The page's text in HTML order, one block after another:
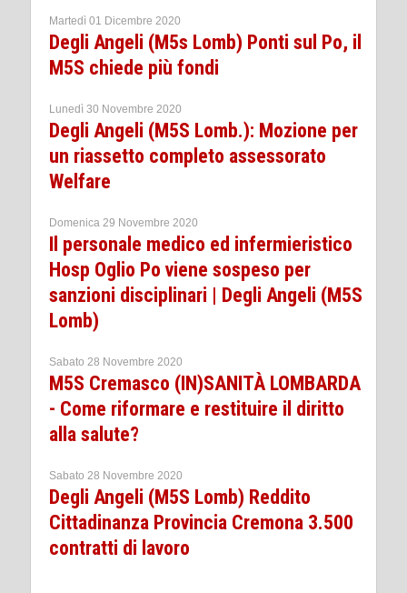
Martedì 01 Dicembre 2020
Degli Angeli (M5s Lomb) Ponti sul Po, il
M5S chiede più fondi
Lunedì 30 Novembre 2020
Degli Angeli (M5S Lomb.): Mozione per
un riassetto completo assessorato
Welfare
Domenica 29 Novembre 2020
Il personale medico ed infermieristico
Hosp Oglio Po viene sospeso per
sanzioni disciplinari | Degli Angeli (M5S
Lomb)
Sabato 28 Novembre 2020
M5S Cremasco (IN)SANITÀ LOMBARDA
- Come riformare e restituire il diritto
alla salute?
Sabato 28 Novembre 2020
Degli Angeli (M5S Lomb) Reddito
Cittadinanza Provincia Cremona 3.500
contratti di lavoro